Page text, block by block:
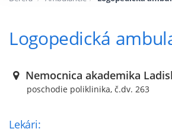
Logopedická
Nemocnica akademika
poschodie poliklinika, č.dv. 263
Lekári: